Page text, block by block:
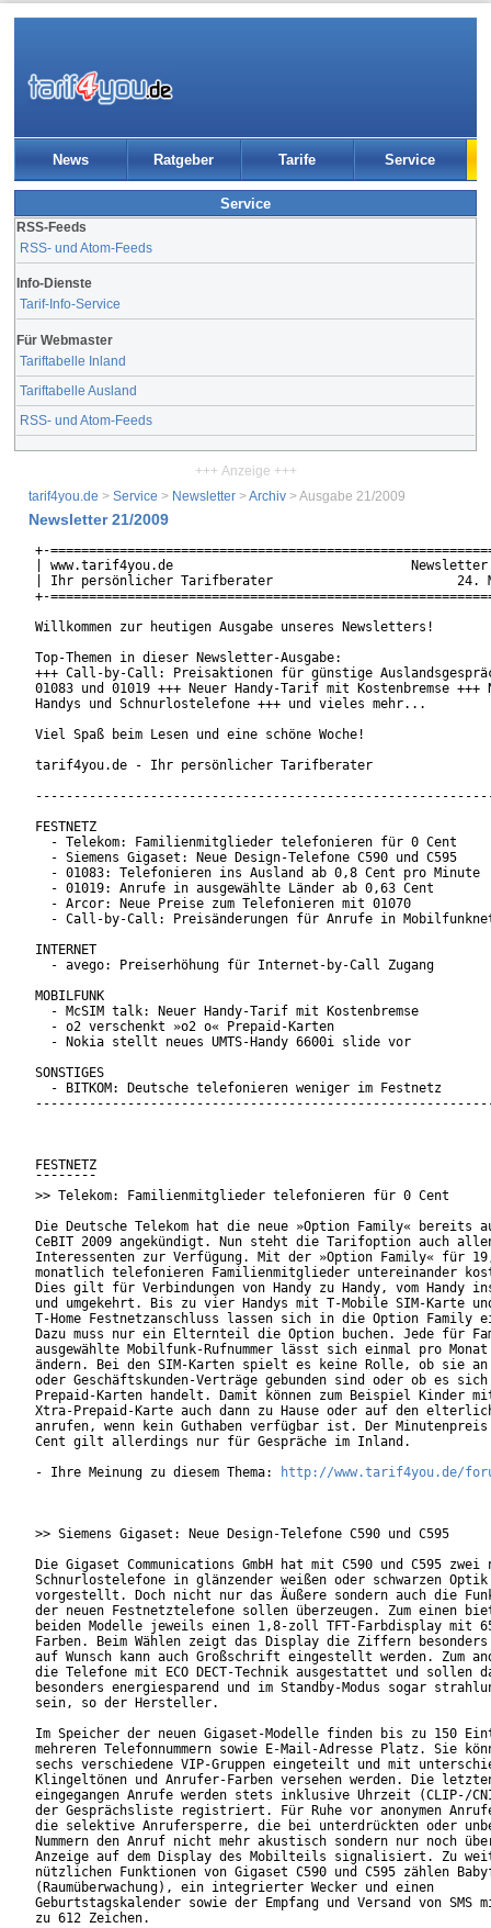
News Ratgeber Tarife Service
Service
RSS-Feeds
RSS- und Atom-Feeds
Info-Dienste
Tarif-Info-Service
Für Webmaster
Tariftabelle Inland
Tariftabelle Ausland
RSS- und Atom-Feeds
+++ Anzeige +++
tarif4you.de > Service > Newsletter >Archiv > Ausgabe 21/2009
Newsletter 21/2009
+-
| www.tarif4you.de                               Newsletter
| Ihr persönlicher Tarifberater                        24.
+-
Willkommen zur heutigen Ausgabe unseres Newsletters!
Top-Themen in dieser Newsletter-Ausgabe:
+++ Call-by-Call: Preisaktionen für günstige
01083 und 01019 +++ Neuer Handy-Tarif mit Kostenbremse +++
Handys und Schnurlostelefone +++ und vieles mehr...
Viel Spaß beim Lesen und eine schöne Woche!
tarif4you.de - Ihr persönlicher Tarifberater
FESTNETZ
  - Telekom: Familienmitglieder telefonieren für 0 Cent
  - Siemens Gigaset: Neue Design-Telefone C590 und C595
  - 01083: Telefonieren ins Ausland ab 0,8 Cent pro Minute
  - 01019: Anrufe in ausgewählte Länder ab 0,63 Cent
  - Arcor: Neue Preise zum Telefonieren mit 01070
- Call-by-Call: Preisänderungen für Anrufe in
INTERNET
  - avego: Preiserhöhung für Internet-by-Call Zugang
MOBILFUNK
  - McSIM talk: Neuer Handy-Tarif mit Kostenbremse
  - o2 verschenkt »o2 o« Prepaid-Karten
  - Nokia stellt neues UMTS-Handy 6600i slide vor
SONSTIGES
  - BITKOM: Deutsche telefonieren weniger im Festnetz
FESTNETZ
¯¯¯¯¯¯¯¯
>> Telekom: Familienmitglieder telefonieren für 0 Cent
Die Deutsche Telekom hat die neue »Option Family« bereits
CeBIT 2009 angekündigt. Nun steht die Tarifoption auch
Interessenten zur Verfügung. Mit der »Option Family« für
monatlich telefonieren Familienmitglieder untereinander
Dies gilt für Verbindungen von Handy zu Handy, vom Handy
und umgekehrt. Bis zu vier Handys mit T-Mobile SIM-Karte
T-Home Festnetzanschluss lassen sich in die Option Family
Dazu muss nur ein Elternteil die Option buchen. Jede für
ausgewählte Mobilfunk-Rufnummer lässt sich einmal pro
ändern. Bei den SIM-Karten spielt es keine Rolle, ob sie
oder Geschäftskunden-Verträge gebunden sind oder ob es
Prepaid-Karten handelt. Damit können zum Beispiel Kinder
Xtra-Prepaid-Karte auch dann zu Hause oder auf den
anrufen, wenn kein Guthaben verfügbar ist. Der
Cent gilt allerdings nur für Gespräche im
- Ihre Meinung zu diesem Thema:
http://www.tarif4you.de/
>> Siemens Gigaset: Neue Design-Telefone C590 und C595
Die Gigaset Communications GmbH hat mit C590 und C595 zwei
Schnurlostelefone in glänzender weißen oder schwarzen Optik
vorgestellt. Doch nicht nur das Äußere sondern auch die
der neuen Festnetztelefone sollen überzeugen. Zum einen
beiden Modelle jeweils einen 1,8-zoll TFT-Farbdisplay mit
Farben. Beim Wählen zeigt das Display die Ziffern
auf Wunsch kann auch Großschrift eingestellt werden. Zum
die Telefone mit ECO DECT-Technik ausgestattet und sollen
besonders energiesparend und im Standby-Modus sogar
sein, so der Hersteller.
Im Speicher der neuen Gigaset-Modelle finden bis zu 150
mehreren Telefonnummern sowie E-Mail-Adresse Platz. Sie
sechs verschiedene VIP-Gruppen eingeteilt und mit
Klingeltönen und Anrufer-Farben versehen werden. Die
eingegangen Anrufe werden stets inklusive Uhrzeit (CLIP-/
der Gesprächsliste registriert. Für Ruhe vor anonymen
die selektive Anrufersperre, die bei unterdrückten oder
Nummern den Anruf nicht mehr akustisch sondern nur noch
Anzeige auf dem Display des Mobilteils signalisiert. Zu
nützlichen Funktionen von Gigaset C590 und C595 zählen
(Raumüberwachung), ein integrierter Wecker und einen
Geburtstagskalender sowie der Empfang und Versand von SMS
zu 612 Zeichen.